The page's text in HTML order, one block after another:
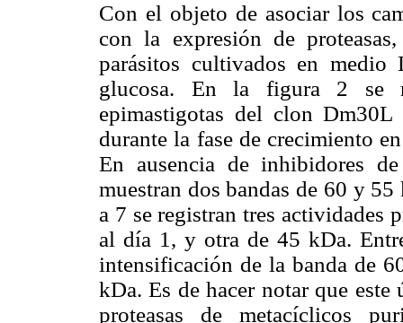
Con el objeto de asociar los
con la expresión de
parásitos cultivados en medio
glucosa. En la figura 2 se
epimastigotas del clon
durante la fase de crecimiento
En ausencia de inhibidores
muestran dos bandas de 60 y
a 7 se registran tres actividades
al día 1, y otra de 45 kDa.
intensificación de la banda de
kDa. Es de hacer notar que
proteasas de metacíclicos